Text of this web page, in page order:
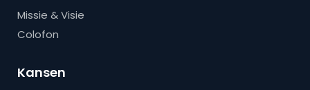
Missie & Visie
Colofon
Kansen